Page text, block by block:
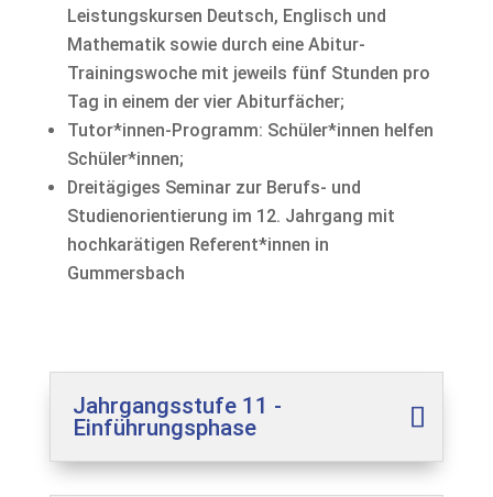
Leistungskursen Deutsch, Englisch und
Mathematik sowie durch eine Abitur-
Trainingswoche mit jeweils fünf Stunden pro
Tag in einem der vier Abiturfächer;
Tutor*innen-Programm: Schüler*innen helfen
Schüler*innen;
Dreitägiges Seminar zur Berufs- und
Studienorientierung im 12. Jahrgang mit
hochkarätigen Referent*innen in
Gummersbach
Jahrgangsstufe 11 -
Einführungsphase